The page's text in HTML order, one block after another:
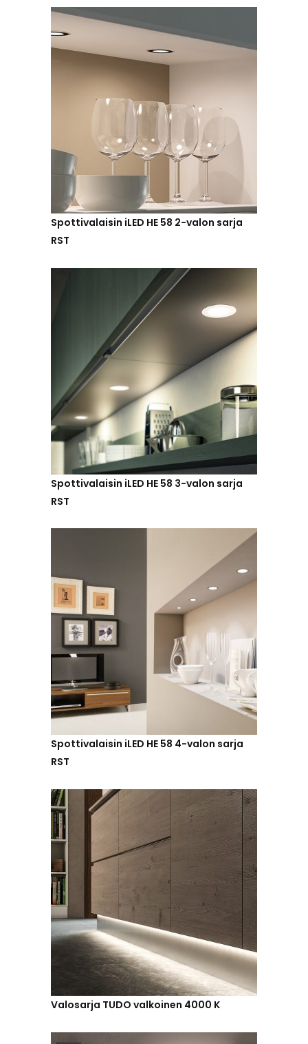
Spottivalaisin iLED HE 58 2-valon sarja
RST
Spottivalaisin iLED HE 58 3-valon sarja
RST
Spottivalaisin iLED HE 58 4-valon sarja
RST
Valosarja TUDO valkoinen 4000 K